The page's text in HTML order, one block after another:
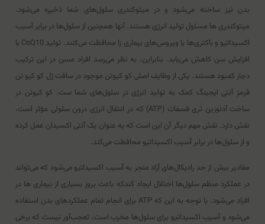
بدن نیز ساخته می‌شود و در میتوکندری سلول‌های شما ذخیره می‌شود.
میتوکندری ها مسئول تولید انرژی هستند. آنها همچنین از سلول‌ها در برابر آسیب
اکسیداتیو و باکتری‌ها یا ویروس‌های بیماری زا محافظت می‌کنند. تولید CoQ10 با
افزایش سن کاهش می‌یابد. بنابراین، به نظر می‌رسد افراد مسن در این ترکیب
دچار کمبود هستند. یکی از وظایف اصلی کو کیوتن موجود در سافت ژل کو کیو تن
قرمز آنتی ایجینگ کمک به تولید انرژی در سلول‌های شما ست. کو کیوتن در
ساخت آدنوزین تری فسفات (ATP) که در انتقال انرژی درون سلولی مؤثر است،
نقش دارد. نقش مهم دیگر آن این است که به عنوان یک آنتی اکسیدان عمل کرده
و از سلول‌ها در برابر آسیب اکسیداتیو محافظت می‌کند.
مقادیر بیش از حد رادیکال‌های آزاد منجر به آسیب اکسیداتیو می‌شود که می‌تواند
در عملکرد منظم سلول‌ها اختلال ایجاد کندکه باعث بروز بسیاری از بیماری ها در
افراد می‌شود. با توجه به این که ATP برای انجام تمام عملکردهای بدن استفاده
می‌شود و آسیب اکسیداتیو برای سلول‌ها مخرب است، تعجب‌آور نیست که برخی